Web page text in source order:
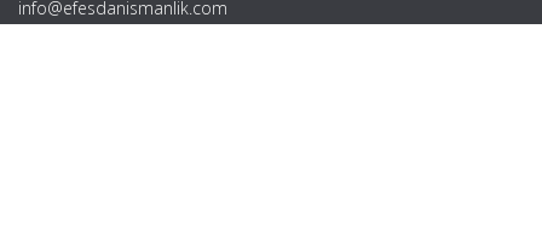
info@efesdanismanlik.com